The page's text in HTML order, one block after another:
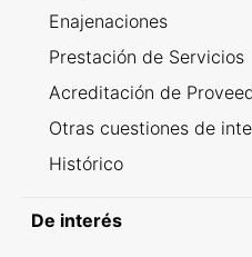
Enajenaciones
Prestación de Servicios
Acreditación de
Otras cuestiones de
Histórico
De interés